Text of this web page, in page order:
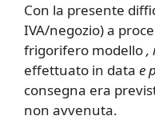
Con la presente
IVA/negozio) a
frigorifero modello,
effettuato in data e
consegna era
non avvenuta.